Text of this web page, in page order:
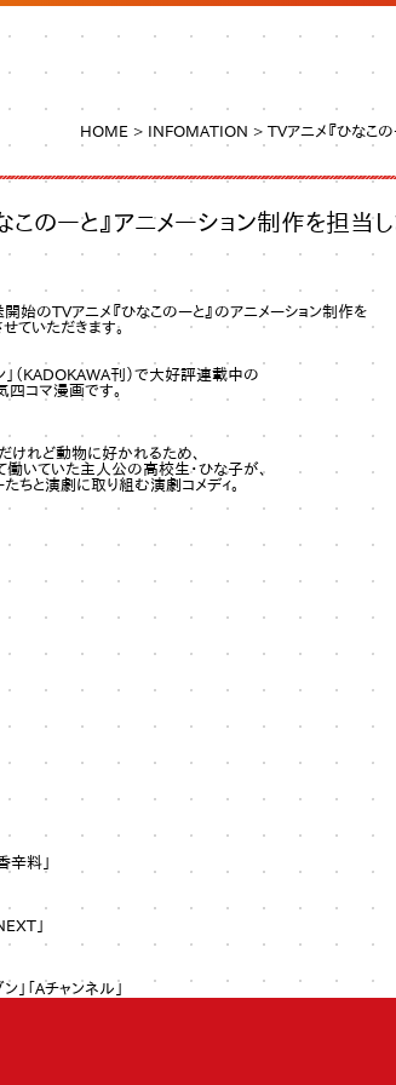
HOME > INFOMATION >TVアニメ『ひなこ
このーと』アニメーション制作を担当
始のTVアニメ『ひなこのーと』のアニメーション制作を
ていただきます。
ン」（KADOKAWA刊）で大好評連載中の
四コマ漫画です。
けれど動物に好かれるため、
働いていた主人公の高校生・ひな子が、
ちと演劇に取り組む演劇コメディ。
辛料」
」
」「Aチャンネル」